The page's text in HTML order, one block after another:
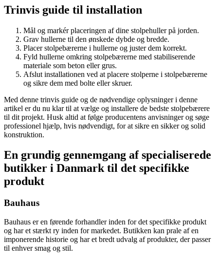
Trinvis guide til installation
Mål og markér placeringen af ​​dine stolpehuller på jorden.
Grav hullerne til den ønskede dybde og bredde.
Placer stolpebærerne i hullerne og juster dem korrekt.
Fyld hullerne omkring stolpebærerne med stabiliserende
materiale som beton eller grus.
Afslut installationen ved at placere stolperne i stolpebærerne
og sikre dem med bolte eller skruer.
Med denne trinvis guide og de nødvendige oplysninger i denne
artikel er du nu klar til at vælge og installere de bedste stolpebærere
til dit projekt. Husk altid at følge producentens anvisninger og søge
professionel hjælp, hvis nødvendigt, for at sikre en sikker og solid
konstruktion.
En grundig gennemgang af specialiserede
butikker i Danmark til det specifikke
produkt
Bauhaus
Bauhaus er en førende forhandler inden for det specifikke produkt
og har et stærkt ry inden for markedet. Butikken kan prale af en
imponerende historie og har et bredt udvalg af produkter, der passer
til enhver smag og stil.